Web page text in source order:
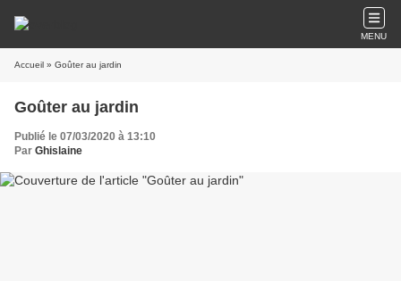
MENU
Accueil » Goûter au jardin
Goûter au jardin
Publié le 07/03/2020 à 13:10
Par Ghislaine